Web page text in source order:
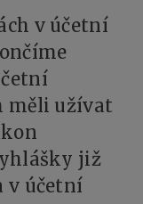
v účetní
měli užívat
již
v účetní